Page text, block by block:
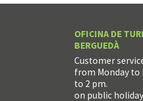
OFICINA DE
BERGUEDÀ
Customer
from Monday to
to 2 pm.
on public